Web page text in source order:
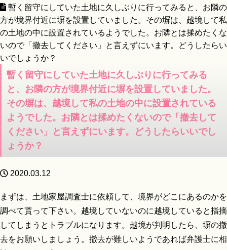
暫く留守にしていた土地に久しぶりに行ってみると、お隣の
方が境界付近に塀を設置していました。その塀は、越境して私
の土地の中に設置されているようでした。お隣とは揉めたくな
いので「撤去してください」と言えずにいます。どうしたらい
いでしょうか？
暫く留守にしていた土地に久しぶりに行ってみる
と、お隣の方が境界付近に塀を設置していました。
その塀は、越境して私の土地の中に設置されている
ようでした。お隣とは揉めたくないので「撤去して
ください」と言えずにいます。どうしたらいいでし
ょうか？
2020.03.12
まずは、土地家屋調査士に依頼して、境界がどこにあるのかを
調べて貰って下さい。越境していないのに越境していると指摘
してしまうとトラブルになります。越境が判明したら、塀の撤
去をお願いしましょう。撤去が難しいようであれば弁護士に相